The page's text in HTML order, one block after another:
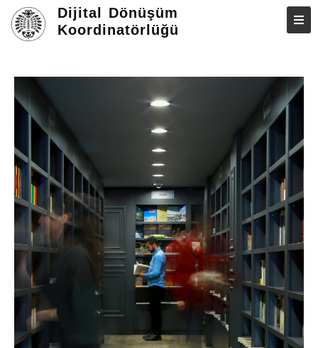
Dijital Dönüşüm
Koordinatörlüğü
HAKKIMIZDA
PROJELERIMIZ
VIDEOLARIMIZ
E – KAYNAKLAR
İLETIŞIM